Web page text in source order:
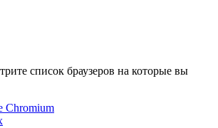
список браузеров на которые вы
Chromium